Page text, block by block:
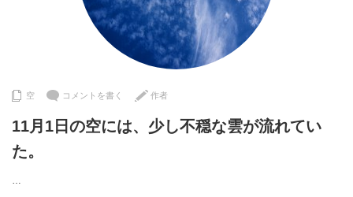
空 コメントを書く 作者
11月1日の空には、少し不穏な雲が流れてい
た。
…